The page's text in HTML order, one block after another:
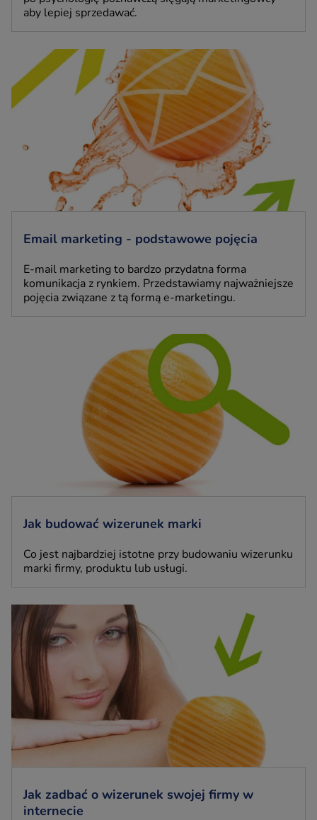
aby lepiej sprzedawać.
Email marketing - podstawowe pojęcia
E-mail marketing to bardzo przydatna forma
komunikacja z rynkiem. Przedstawiamy najważniejsze
pojęcia związane z tą formą e-marketingu.
Jak budować wizerunek marki
Co jest najbardziej istotne przy budowaniu wizerunku
marki firmy, produktu lub usługi.
Jak zadbać o wizerunek swojej firmy w
internecie